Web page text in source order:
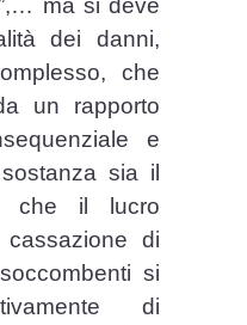
ma si deve
dei danni,
che
un rapporto
e
sia il
che il lucro
cassazione di
si
di